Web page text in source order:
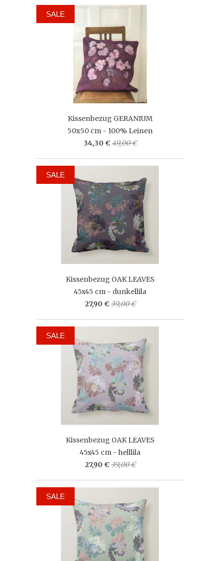
Kissenbezug GERANIUM
50x50 cm - 100% Leinen
34,30 € 49,00 €
SALE
Kissenbezug OAK LEAVES
45x45 cm - dunkellila
27,90 €39,00 €
SALE
Kissenbezug OAK LEAVES
45x45 cm - helllila
27,90 €39,00 €
SALE
SALE